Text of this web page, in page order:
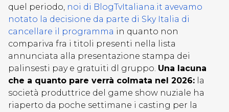
quel periodo, noi di BlogTvItaliana.it avevamo
notato la decisione da parte di Sky Italia di
cancellare il programma in quanto non
compariva fra i titoli presenti nella lista
annunciata alla presentazione stampa dei
palinsesti pay e gratuiti dl gruppo. Una lacuna
che a quanto pare verrà colmata nel 2026: la
società produttrice del game show nuziale ha
riaperto da poche settimane i casting per la